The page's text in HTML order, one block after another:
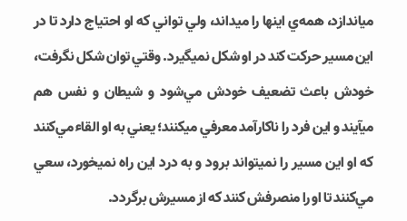
مي‎اندازد، همه‌­ي اين‎ها را مي‎داند، ولي تواني که او احتياج دارد تا در
اين مسير حرکت کند در او شکل نمي‎گيرد. وقتي توان شکل نگرفت،
خودش باعث تضعيف خودش مي‌­شود و شيطان و نفس هم
مي‎آيند و اين فرد را ناکارآمد معرفي مي‎کنند؛ يعني به او القاء مي­‌کنند
که او اين مسير را نمي‎تواند برود و به درد اين راه نمي‎خورد، سعي
مي‌­کنند تا او را منصرفش کنند که از مسيرش برگردد.